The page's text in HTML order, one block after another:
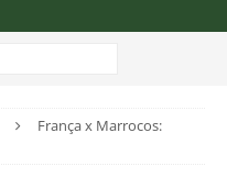
França x Marrocos: